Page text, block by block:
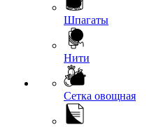
Шпагаты
Нити
Сетка овощная